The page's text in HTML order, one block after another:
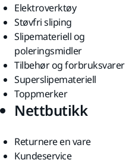
Elektroverktøy
Støvfri sliping
Slipemateriell og
poleringsmidler
Tilbehør og forbruksvarer
Superslipemateriell
Toppmerker
Nettbutikk
Returnere en vare
Kundeservice